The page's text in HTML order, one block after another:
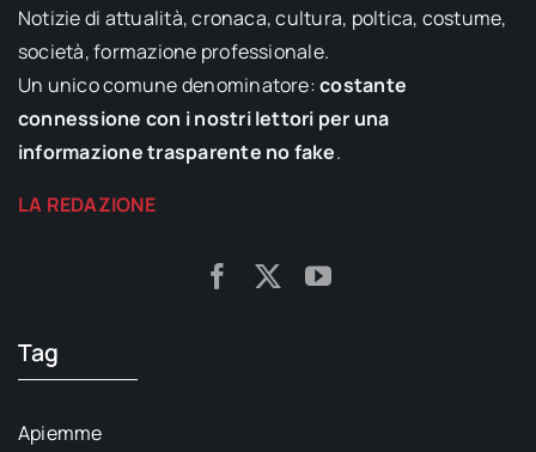
Notizie di attualità, cronaca, cultura, poltica, costume,
società, formazione professionale.
Un unico comune denominatore:costante
connessione con i nostri lettori per una
informazione trasparente no fake.
LA REDAZIONE
Tag
Apiemme